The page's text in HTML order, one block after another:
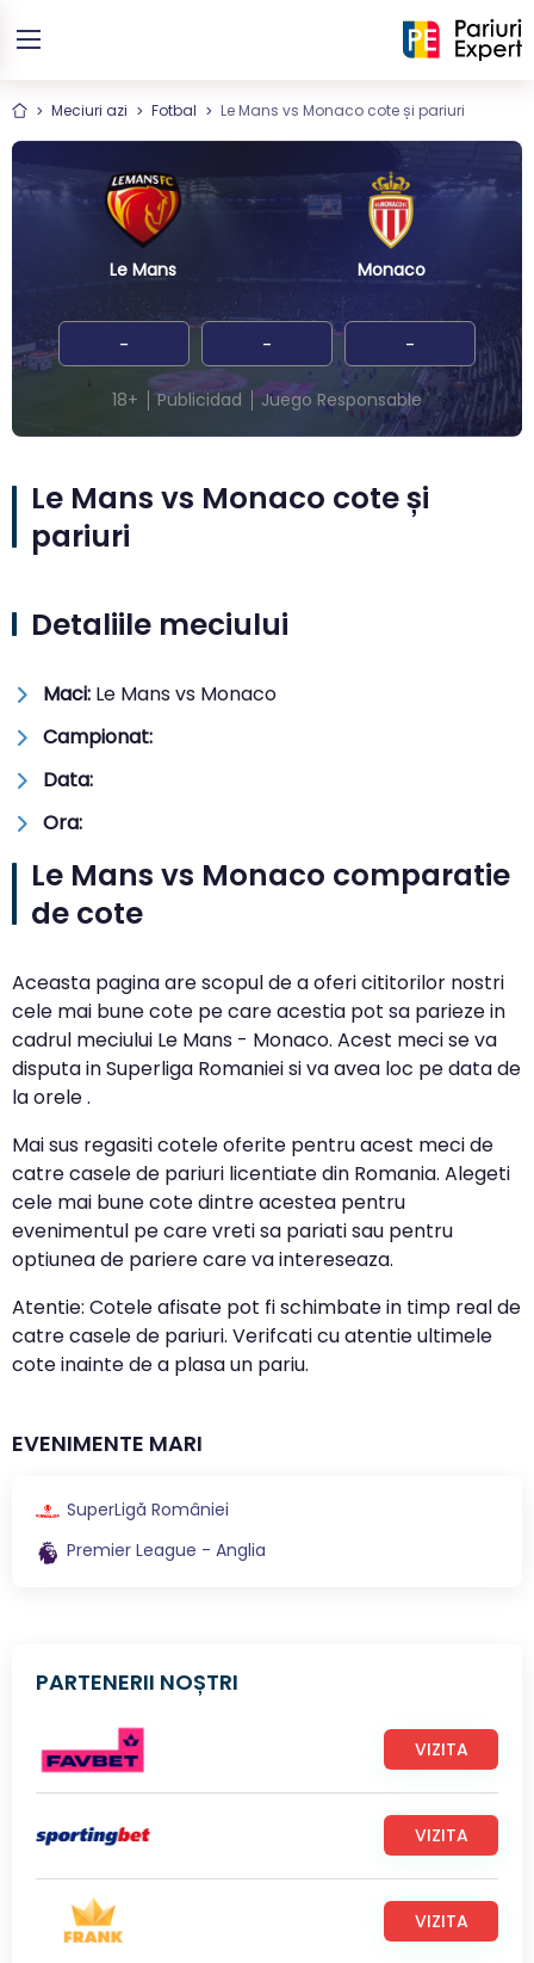
Meciuri azi Fotbal Le Mans vs Monaco cote și pariuri
Le Mans Monaco
- - -
18+ Publicidad Juego Responsable
Le Mans vs Monaco cote și
pariuri
Detaliile meciului
Maci: Le Mans vs Monaco
Campionat:
Data:
Ora:
Le Mans vs Monaco comparatie
de cote
Aceasta pagina are scopul de a oferi cititorilor nostri
cele mai bune cote pe care acestia pot sa parieze in
cadrul meciului Le Mans - Monaco. Acest meci se va
disputa in Superliga Romaniei si va avea loc pe data de
la orele .
Mai sus regasiti cotele oferite pentru acest meci de
catre casele de pariuri licentiate din Romania. Alegeti
cele mai bune cote dintre acestea pentru
evenimentul pe care vreti sa pariati sau pentru
optiunea de pariere care va intereseaza.
Atentie: Cotele afisate pot fi schimbate in timp real de
catre casele de pariuri. Verifcati cu atentie ultimele
cote inainte de a plasa un pariu.
EVENIMENTE MARI
SuperLigă României
Premier League - Anglia
PARTENERII NOȘTRI
VIZITA
VIZITA
VIZITA